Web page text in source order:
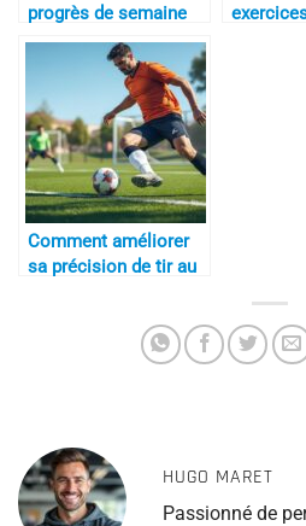
progrès de semaine
en semaine
Comment améliorer
sa précision de tir au
HUGO MARET
Passionné de